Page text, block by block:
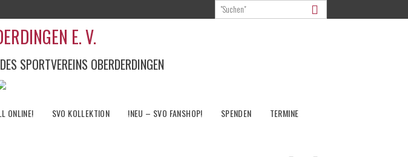
E. V.
SPORTVEREINS OBERDERDINGEN
ONLINE! SVO KOLLEKTION !NEU – SVO FANSHOP! SPENDEN
TERMINE